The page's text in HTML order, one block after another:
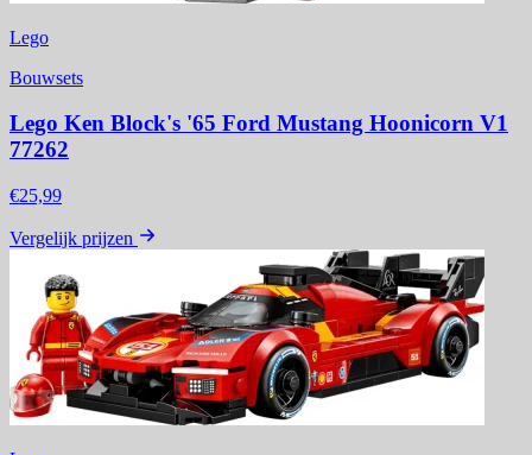
Lego
Bouwsets
Lego Ken Block's '65 Ford Mustang Hoonicorn V1
77262
€25,99
Vergelijk prijzen